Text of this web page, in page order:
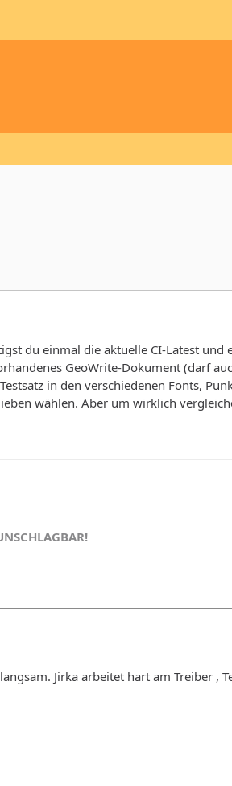
du einmal die aktuelle CI-Latest und
GeoWrite-Dokument (darf
in den verschiedenen Fonts,
wählen. Aber um wirklich
Jirka arbeitet hart am Treiber ,